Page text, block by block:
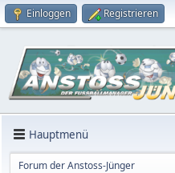
Einloggen Registrieren
Hauptmenü
Forum der Anstoss-Jünger